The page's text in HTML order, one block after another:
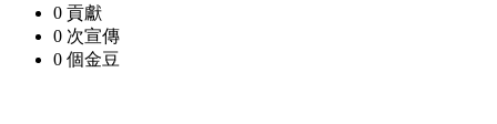
0 貢獻
0 次宣傳
0 個金豆